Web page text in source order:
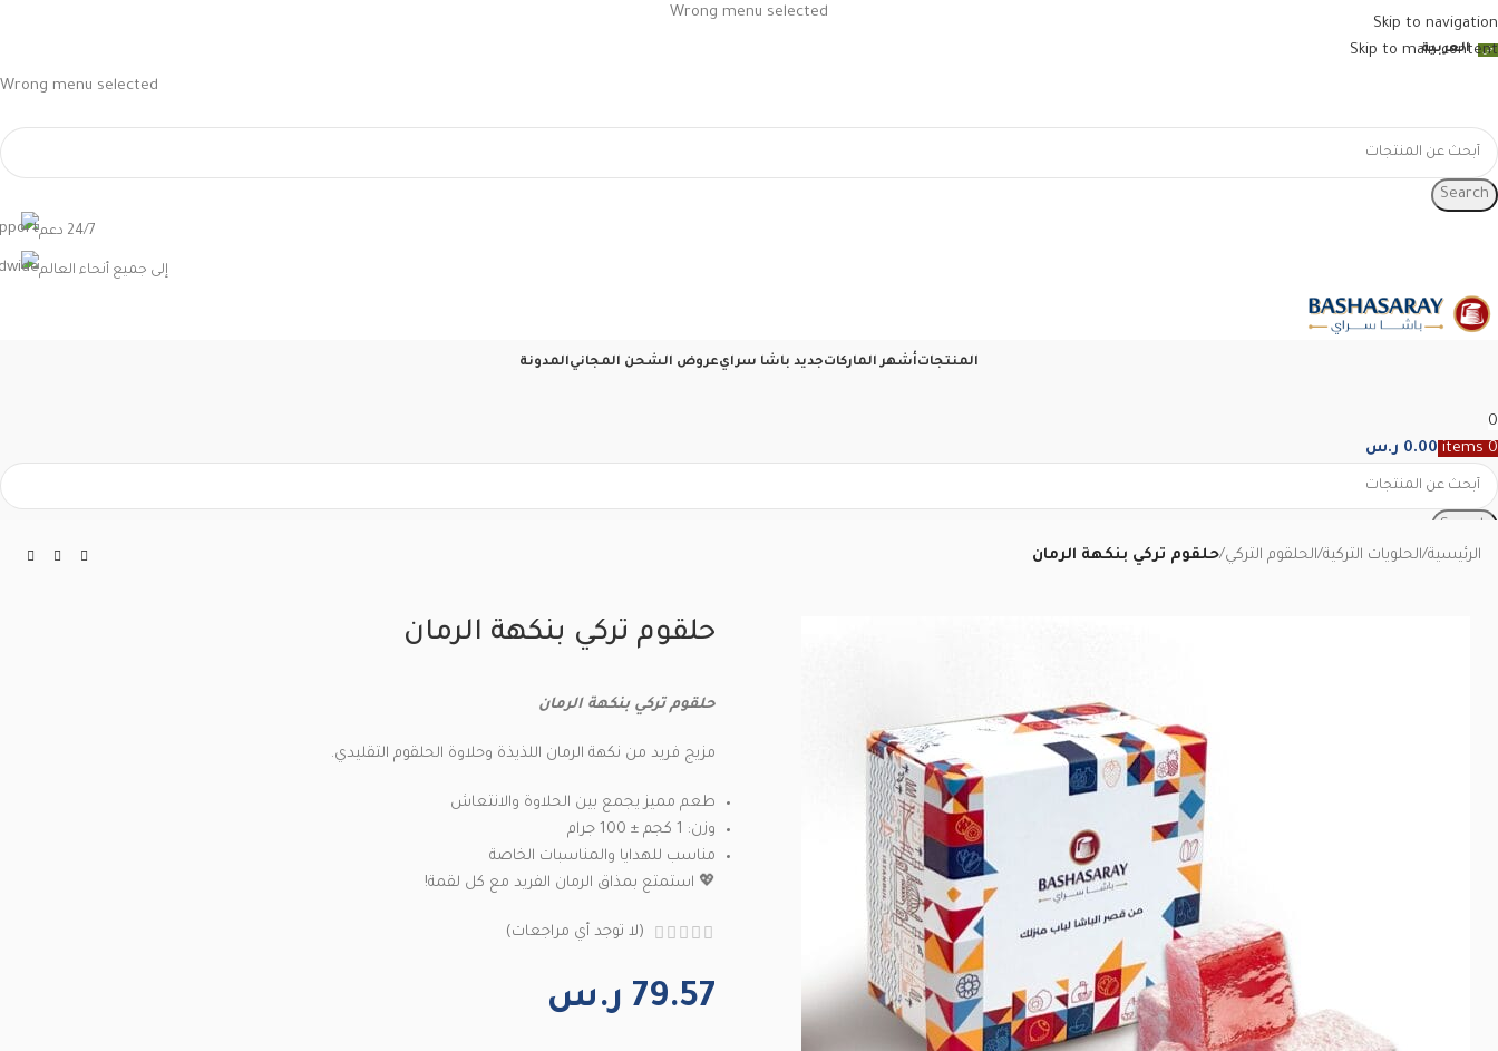
Skip to navigation
Skip to main content
Wrong menu selected
العربية
Wrong menu selected
Search
24/7 دعم
إلى جميع أنحاء العالم
المنتجاتأشهر الماركاتجديد باشا سرايعروض الشحن المجانيالمدونة
0
0
items
0.00 ر.س
Search
الرئيسية/الحلويات التركية/الحلقوم التركي/حلقوم تركي بنكهة الرمان
حلقوم تركي بنكهة الرمان
حلقوم تركي بنكهة الرمان
مزيج فريد من نكهة الرمان اللذيذة وحلاوة الحلقوم التقليدي.
طعم مميز يجمع بين الحلاوة والانتعاش
وزن: 1 كجم ± 100 جرام
مناسب للهدايا والمناسبات الخاصة
💖 استمتع بمذاق الرمان الفريد مع كل لقمة!
(لا توجد أي مراجعات)
79.57 ر.س